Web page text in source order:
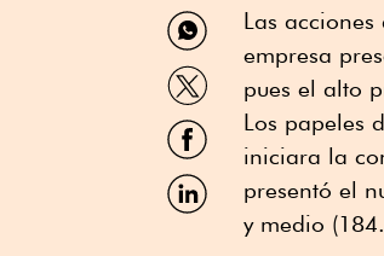
Compartir
por
WhatsApp
Compartir
por
Twitter
Compartir
por
Facebook
Compartir
por
Las
empresa
pues el alto
Los papeles
iniciara la
presentó el
y medio